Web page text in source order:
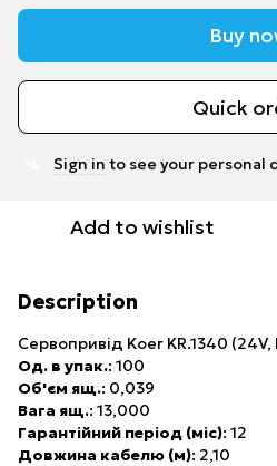
Buy
Quick
Sign in to see your personal
Add to wishlist
Description
Сервопривід Koer KR.1340 (24V,
Од. в упак.: 100
Об'єм ящ.: 0,039
Вага ящ.: 13,000
Гарантійний період (міс): 12
Довжина кабелю (м): 2,10